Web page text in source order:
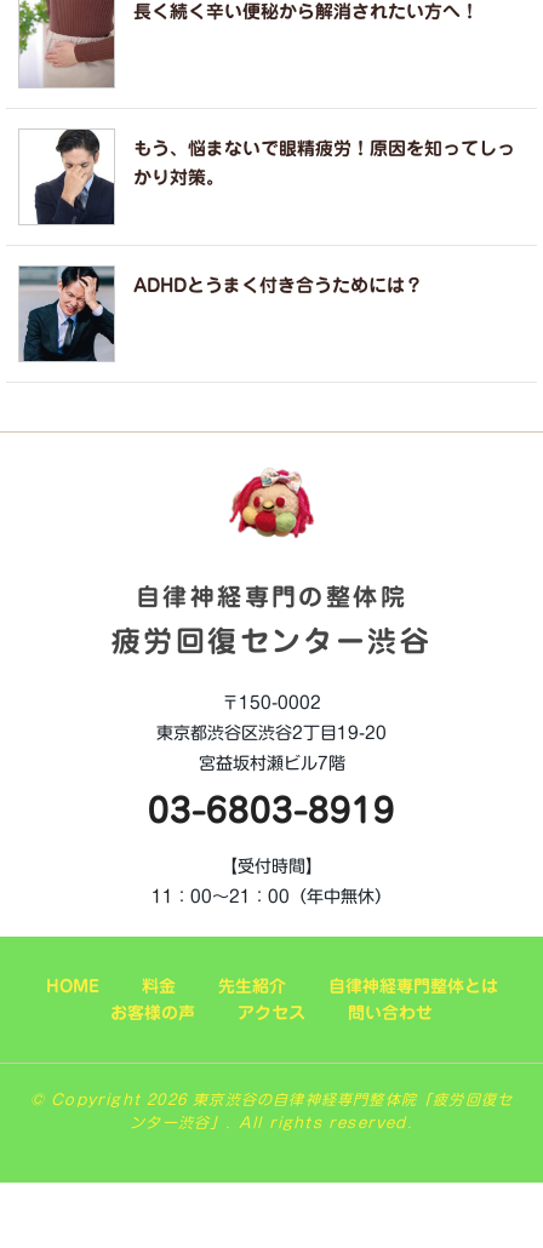
長く続く辛い便秘から解消されたい方へ！
もう、悩まないで眼精疲労！原因を知ってしっ
かり対策。
ADHDとうまく付き合うためには？
自律神経専門の整体院
疲労回復センター渋谷
〒150-0002
東京都渋谷区渋谷2丁目19-20
宮益坂村瀬ビル7階
03-6803-8919
【受付時間】
11：00～21：00（年中無休）
HOME 料金 先生紹介
自律神経専門整体とは
お客様の声
アクセス 問い合わせ
© Copyright 2026 東京渋谷の自律神経専門整体院「疲労回復セ
ンター渋谷」. All rights reserved.